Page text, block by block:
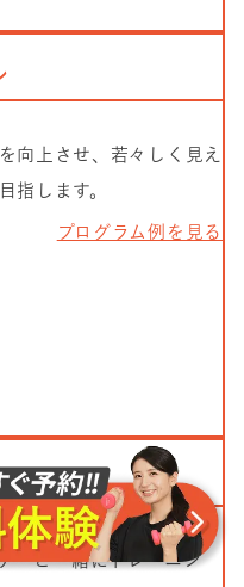
向上させ、若々しく見え
指します。
プログラム例を見る
ーと一緒にトレーニン